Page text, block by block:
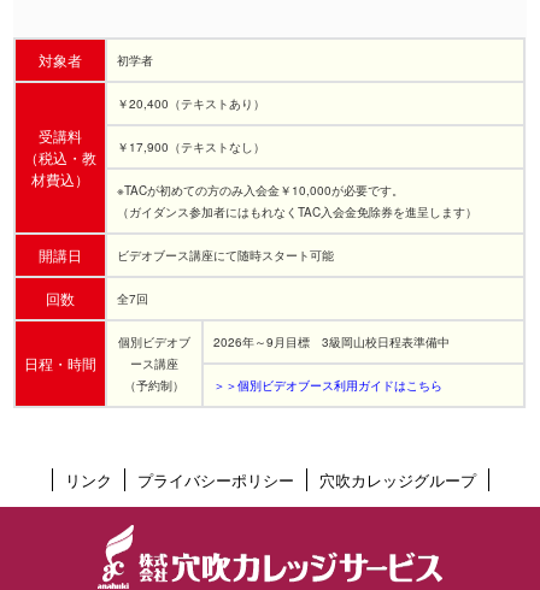
対象者 初学者
受講料
（税込・教
材費込）
￥20,400（テキストあり）
￥17,900（テキストなし）
※TACが初めての方のみ入会金￥10,000が必要です。
（ガイダンス参加者にはもれなくTAC入会金免除券を進呈します）
開講日 ビデオブース講座にて随時スタート可能
回数 全7回
日程・時間
個別ビデオブ
ース講座
（予約制）
2026年～9月目標 3級岡山校日程表準備中
＞＞個別ビデオブース利用ガイドはこちら
リンク プライバシーポリシー 穴吹カレッジグループ